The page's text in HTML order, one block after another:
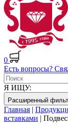
0
Есть вопросы?
Я ИЩУ:
Расширенный
Главная |
вставками |